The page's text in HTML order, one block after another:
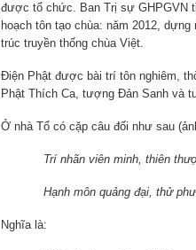
được tổ chức. Ban Trị sự GHPGVN
hoạch tôn tạo chùa: năm 2012,
trúc truyền thống chùa Việt.
Điện Phật được bài trí tôn nghiêm,
Phật Thích Ca, tượng Đản Sanh và
Ở nhà Tổ có cặp câu đối như sau
Trí nhãn viên minh, thiên
Hạnh môn quảng đại, thử
Nghĩa là: